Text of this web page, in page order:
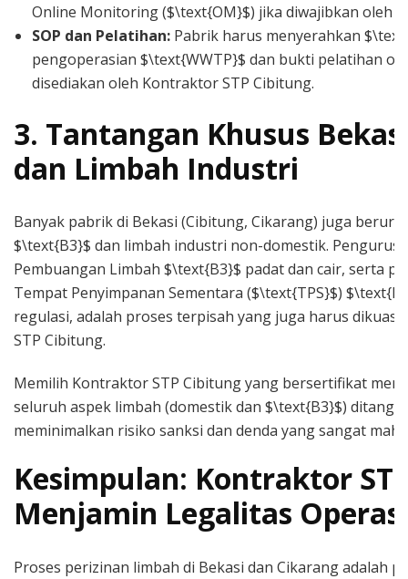
Online Monitoring ($\text{OM}$) jika diwajibkan oleh
SOP dan Pelatihan: Pabrik harus menyerahkan
pengoperasian $\text{WWTP}$ dan bukti pelatihan
disediakan oleh Kontraktor STP Cibitung.
3. Tantangan Khusus
dan Limbah Industri
Banyak pabrik di Bekasi (Cibitung, Cikarang) juga
$\text{B3}$ dan limbah industri non-domestik.
Pembuangan Limbah $\text{B3}$ padat dan cair, serta
Tempat Penyimpanan Sementara ($\text{TPS}$)
regulasi, adalah proses terpisah yang juga harus
STP Cibitung.
Memilih Kontraktor STP Cibitung yang bersertifikat
seluruh aspek limbah (domestik dan $\text{B3}$)
meminimalkan risiko sanksi dan denda yang sangat
Kesimpulan: Kontraktor
Menjamin Legalitas
Proses perizinan limbah di Bekasi dan Cikarang adalah